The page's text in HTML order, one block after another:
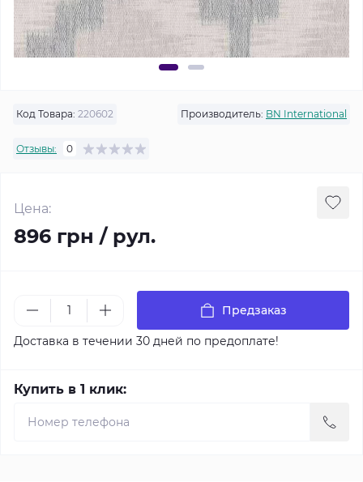
Код Товара: 220602 Производитель: BN International
Отзывы: 0
Цена:
896 грн / рул.
Предзаказ
Доставка в течении 30 дней по предоплате!
Купить в 1 клик: